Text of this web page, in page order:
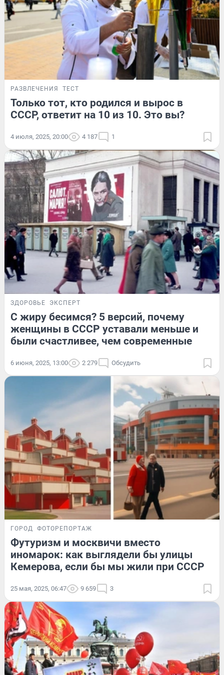
РАЗВЛЕЧЕНИЯ ТЕСТ
Только тот, кто родился и вырос в
СССР, ответит на 10 из 10. Это вы?
4 июля, 2025, 20:00 4 187 1
ЗДОРОВЬЕ ЭКСПЕРТ
С жиру бесимся? 5 версий, почему
женщины в СССР уставали меньше и
были счастливее, чем современные
6 июня, 2025, 13:00 2 279 Обсудить
ГОРОД ФОТОРЕПОРТАЖ
Футуризм и москвичи вместо
иномарок: как выглядели бы улицы
Кемерова, если бы мы жили при СССР
25 мая, 2025, 06:47 9 659 3